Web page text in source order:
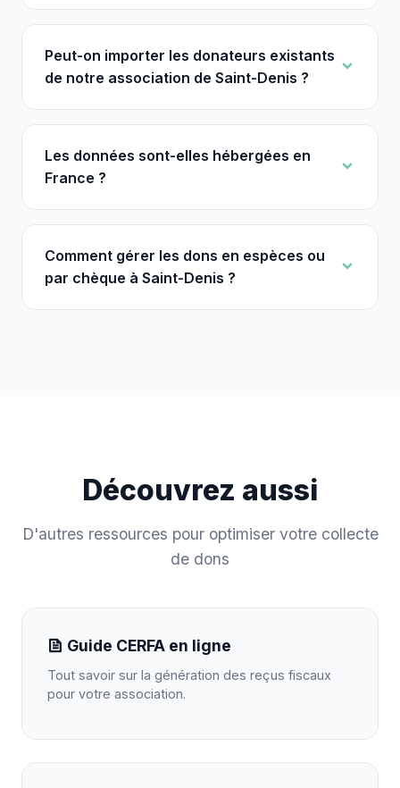
Peut-on importer les donateurs existants
de notre association de Saint-Denis ?
Les données sont-elles hébergées en
France ?
Comment gérer les dons en espèces ou
par chèque à Saint-Denis ?
Découvrez aussi
D'autres ressources pour optimiser votre collecte
de dons
Guide CERFA en ligne
Tout savoir sur la génération des reçus fiscaux
pour votre association.